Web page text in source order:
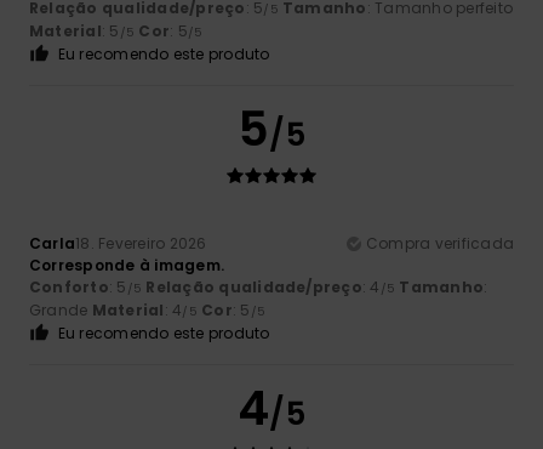
Relação qualidade/preço: 5/5 Tamanho: Tamanho perfeito
Material: 5 /5 Cor: 5/5
Eu recomendo este produto
5/5
Carla18. Fevereiro 2026
Compra verificada
Corresponde à imagem.
Conforto: 5 /5 Relação qualidade/preço: 4 /5 Tamanho:
Grande Material: 4/5 Cor: 5 /5
Eu recomendo este produto
4/5